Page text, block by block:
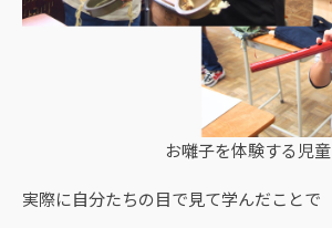
お囃子を体験する児童
実際に自分たちの目で見て学んだことで